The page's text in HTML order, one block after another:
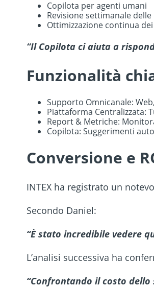
Copilota per agenti umani
Revisione settimanale
Ottimizzazione continua
“Il Copilota ci aiuta a
Funzionalità
Supporto Omnicanale:
Piattaforma Centralizzata:
Report & Metriche:
Copilota: Suggerimenti
Conversione e
INTEX ha registrato un
Secondo Daniel:
“È stato incredibile vedere
L’analisi successiva ha
“Confrontando il costo